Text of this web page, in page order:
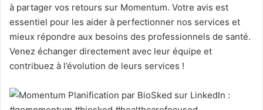
à partager vos retours sur Momentum. Votre avis est
essentiel pour les aider à perfectionner nos services et
mieux répondre aux besoins des professionnels de santé.
Venez échanger directement avec leur équipe et
contribuez à l’évolution de leurs services !